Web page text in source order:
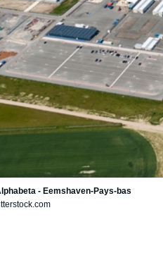
- Eemshaven-Pays-bas